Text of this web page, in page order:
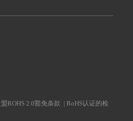
盟ROHS 2.0豁免条款 | RoHS认证的检